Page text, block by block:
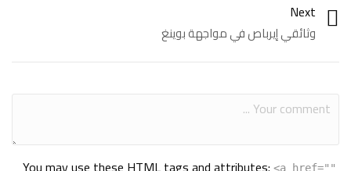
Category: فيديو
Next
وثائقي إيرباص في مواجهة بوينغ
<a href=""